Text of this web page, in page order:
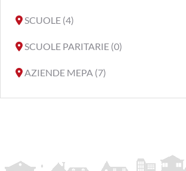
SCUOLE (4)
SCUOLE PARITARIE (0)
AZIENDE MEPA (7)